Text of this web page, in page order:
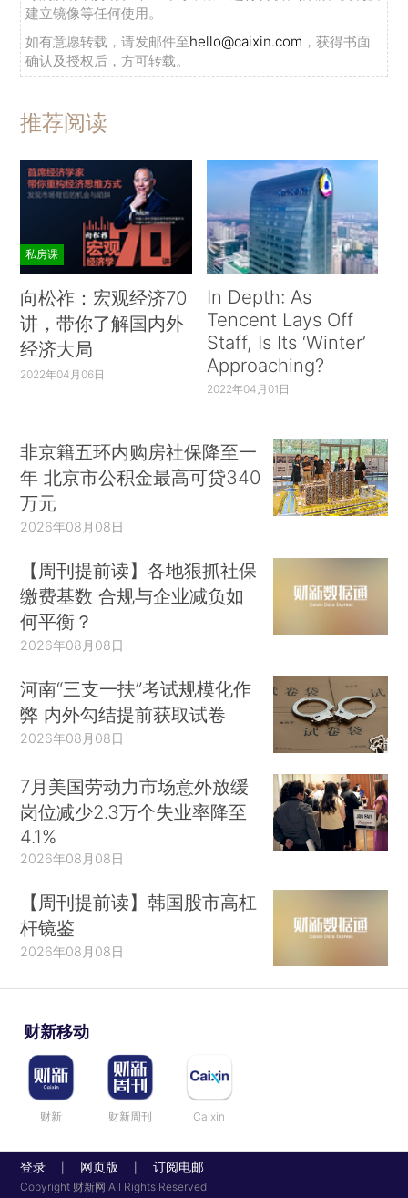
建立镜像等任何使用。
如有意愿转载，请发邮件至hello@caixin.com ，获得书面
确认及授权后，方可转载。
推荐阅读
私房课
向松祚：宏观经济70
讲，带你了解国内外
经济大局
2022年04月06日
In Depth: As
Tencent Lays Off
Staff, Is Its ‘Winter’
Approaching?
2022年04月01日
非京籍五环内购房社保降至一
年 北京市公积金最高可贷340
万元
2026年08月08日
【周刊提前读】各地狠抓社保
缴费基数 合规与企业减负如
何平衡？
2026年08月08日
河南“三支一扶”考试规模化作
弊 内外勾结提前获取试卷
2026年08月08日
7月美国劳动力市场意外放缓
岗位减少2.3万个失业率降至
4.1%
2026年08月08日
【周刊提前读】韩国股市高杠
杆镜鉴
2026年08月08日
财新移动
财新 财新周刊 Caixin
登录 网页版 订阅电邮
Copyright 财新网 All Rights Reserved